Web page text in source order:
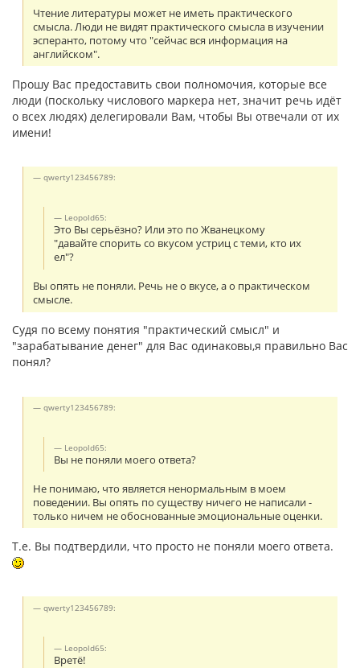
Чтение литературы может не иметь практического
смысла. Люди не видят практического смысла в изучении
эсперанто, потому что "сейчас вся информация на
английском".
Прошу Вас предоставить свои полномочия, которые все
люди (поскольку числового маркера нет, значит речь идёт
о всех людях) делегировали Вам, чтобы Вы отвечали от их
имени!
qwerty123456789:
Leopold65:
Это Вы серьёзно? Или это по Жванецкому
"давайте спорить со вкусом устриц с теми, кто их
ел"?
Вы опять не поняли. Речь не о вкусе, а о практическом
смысле.
Судя по всему понятия "практический смысл" и
"зарабатывание денег" для Вас одинаковы,я правильно Вас
понял?
qwerty123456789:
Leopold65:
Вы не поняли моего ответа?
Не понимаю, что является ненормальным в моем
поведении. Вы опять по существу ничего не написали -
только ничем не обоснованные эмоциональные оценки.
Т.е. Вы подтвердили, что просто не поняли моего ответа.
qwerty123456789:
Leopold65:
Вретё!